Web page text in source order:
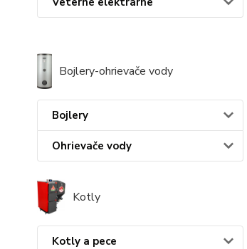
Bojlery-ohrievače vody
Bojlery
Ohrievače vody
Kotly
Kotly a pece